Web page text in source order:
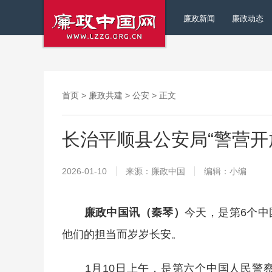
廉政新闻 廉政动态
首页 > 廉政共建 > 公安 > 正文
长治平顺县公安局“警营
2026-01-10 来源：廉政中国 编辑：小编
廉政中国讯（秦琴）今天，是第6个
他们的担当而岁岁长安。
1月10日上午，是第六个中国人民警察